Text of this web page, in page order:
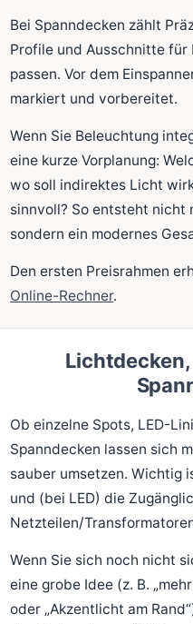
Bei Spanndecken zählt
Profile und Ausschnitte für
passen. Vor dem
markiert und vorbereitet.
Wenn Sie Beleuchtung
eine kurze Vorplanung:
wo soll indirektes Licht
sinnvoll? So entsteht nicht
sondern ein modernes
Den ersten Preisrahmen
Online-Rechner.
Ob einzelne Spots, LED-
Spanndecken lassen sich
sauber umsetzen. Wichtig
und (bei LED) die
Netzteilen/
Wenn Sie sich noch nicht
eine grobe Idee (z. B.
oder „Akzentlicht am